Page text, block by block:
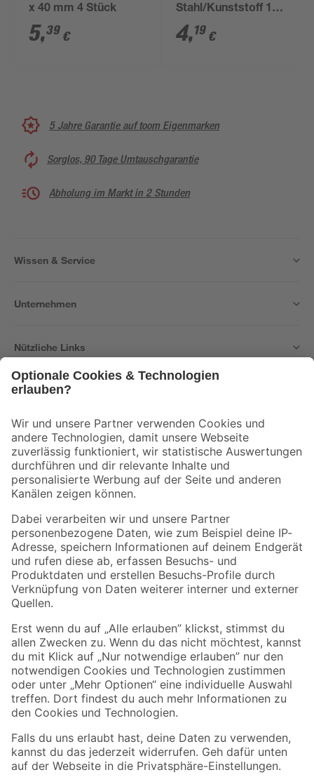
x 40 mm 4 Stück
5,39 €
Stahl/Kunststoff 1
Stück
4,19 €
5 Jahre Garantie auf toom Eigenmarken
Sorglos, 90 Tage Umtauschgarantie
Abholung im Markt in 2 Stunden
Wissen & Service
Unternehmen
Nützliche Links
Der toom Newsletter: Keine Angebote und Aktionen mehr verpassen!
Zur Newsletter Anmeldung
Folge uns
Zahlungsarten Versandarten
Sicher einkaufen
Jetzt die toom-App herunterladen
Alle Preisangaben in EUR inkl. gesetzl. MwSt.. Die dargestellten Angebote sind unter
Umständen nicht in allen Märkten verfügbar. Die angegebenen Verfügbarkeiten beziehen